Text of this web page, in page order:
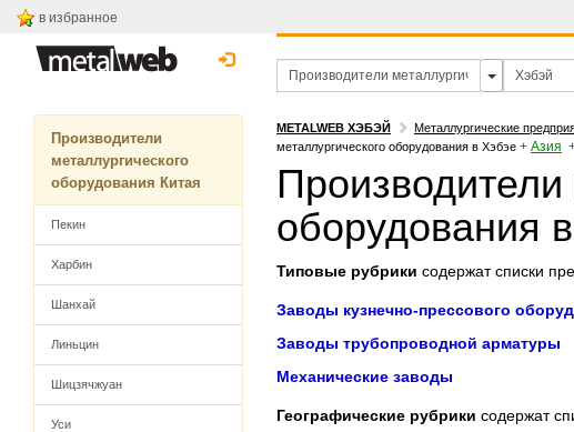
в избранное
Производители
металлургического
оборудования Китая
Пекин
Харбин
Шанхай
Линьцин
Шицзячжуан
Уси
METALWEB ХЭБЭЙ Металлургические
металлургического оборудования в Хэбэе + Азия
Производители
оборудования
Типовые рубрики содержат списки
Заводы кузнечно-прессового
Заводы трубопроводной арматуры
Механические заводы
Географические рубрики содержат